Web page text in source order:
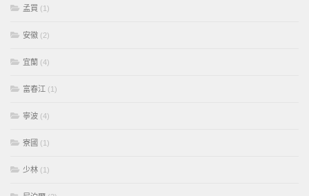
孟買 (1)
安徽 (2)
宜蘭 (4)
富春江 (1)
寧波 (4)
寮國 (1)
少林 (1)